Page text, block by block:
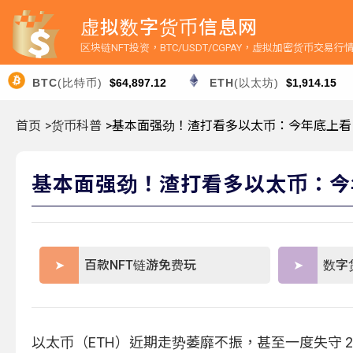
虚拟数字货币信息网
区块链NFT投资，BTC/USDT/CGPAY，虚拟加密货币交易行
BTC(比特币) $64,897.12 ETH(以太坊) $1,914.15
首页 >货币科普 >基本面强劲！渣打看多以太币：今年底上
基本面强劲！渣打看多以太币：
百款NFT链游免费玩 数字
以太币（ETH）近期走势萎靡不振，甚至一度失守